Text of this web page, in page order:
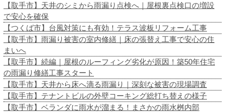
【取手市】天井のシミから雨漏り点検へ｜屋根裏点検口の増設
で安心を確保
【つくば市】台風対策にも有効！テラス波板リフォーム工事
【取手市】雨漏り被害の室内修繕｜床の張替え工事で安心の住
まいへ
【取手市】続編｜屋根のルーフィング劣化が原因！築50年住宅
の雨漏り修繕工事スタート
【取手市】天井から床へ滴る雨漏り｜深刻な被害の現場調査
【取手市】テナントビルの外壁コーキング総打ち替えの様子
【取手市】ベランダに雨水が溜まる！まさかの雨水桝内部